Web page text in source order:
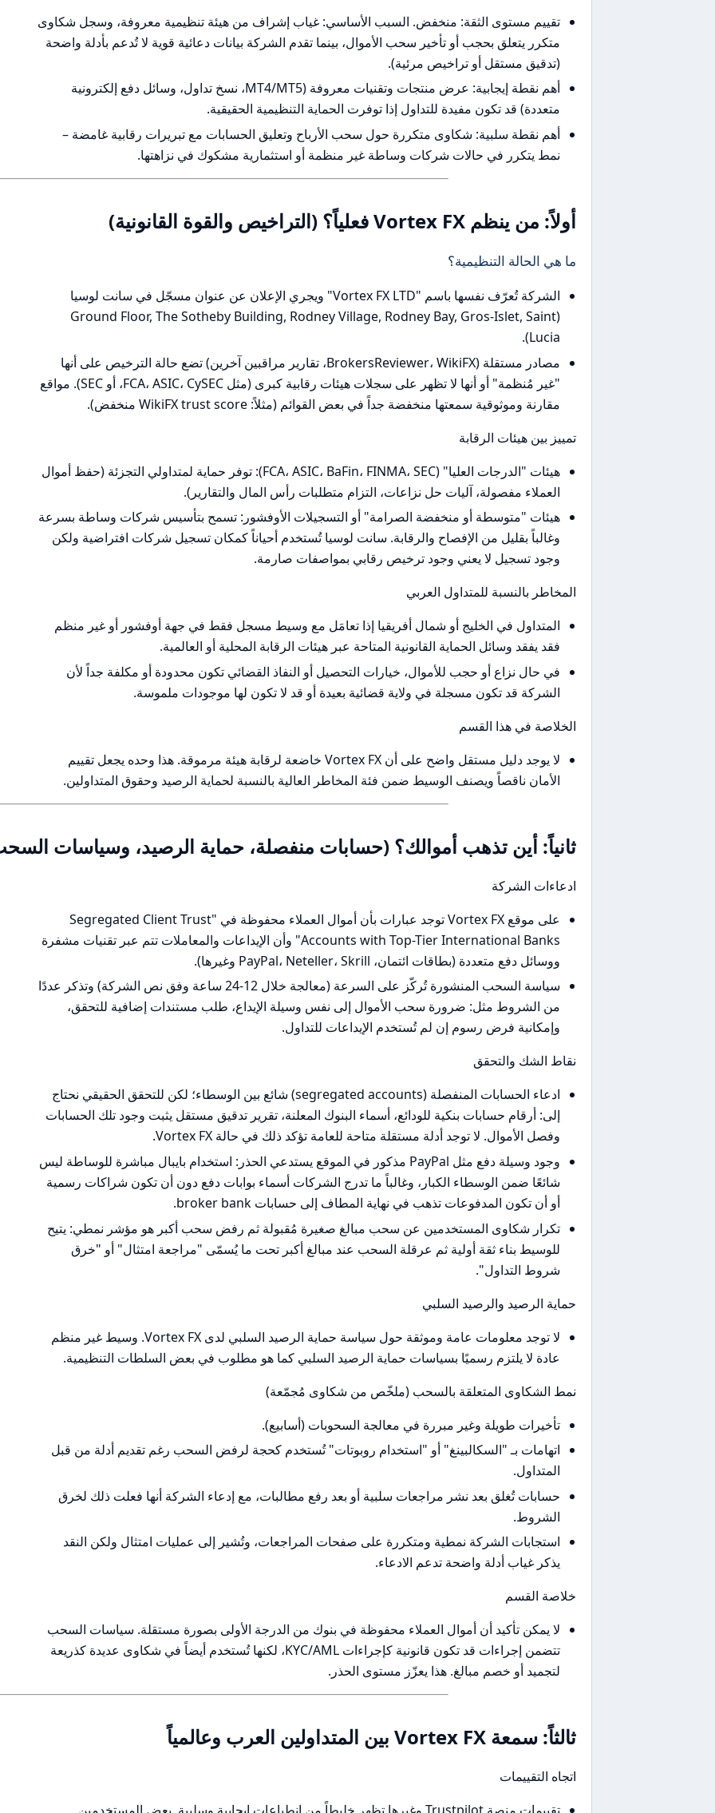
تقييم مستوى الثقة: منخفض. السبب الأساسي: غياب إشراف من هيئة تنظيمية معروفة، وسجل شكاوى
متكرر يتعلق بحجب أو تأخير سحب الأموال، بينما تقدم الشركة بيانات دعائية قوية لا تُدعم بأدلة واضحة
(تدقيق مستقل أو تراخيص مرئية).
أهم نقطة إيجابية: عرض منتجات وتقنيات معروفة (MT4/MT5، نسخ تداول، وسائل دفع إلكترونية
متعددة) قد تكون مفيدة للتداول إذا توفرت الحماية التنظيمية الحقيقية.
أهم نقطة سلبية: شكاوى متكررة حول سحب الأرباح وتعليق الحسابات مع تبريرات رقابية غامضة –
نمط يتكرر في حالات شركات وساطة غير منظمة أو استثمارية مشكوك في نزاهتها.
أولاً: من ينظم Vortex FX فعلياً؟ (التراخيص والقوة القانونية)
ما هي الحالة التنظیمية؟
الشركة تُعرّف نفسها باسم "Vortex FX LTD" ويجري الإعلان عن عنوان مسجّل في سانت لوسيا
(Ground Floor, The Sotheby Building, Rodney Village, Rodney Bay, Gros-Islet, Saint
Lucia).
مصادر مستقلة (BrokersReviewer، WikiFX، تقارير مراقبين آخرين) تضع حالة الترخيص على أنها
"غير مُنظمة" أو أنها لا تظهر على سجلات هيئات رقابية كبرى (مثل FCA، ASIC، CySEC، أو SEC). مواقع
مقارنة وموثوقية سمعتها منخفضة جداً في بعض القوائم (مثلاً: WikiFX trust score منخفض).
تمييز بين هيئات الرقابة
هيئات "الدرجات العليا" (FCA، ASIC، BaFin، FINMA، SEC): توفر حماية لمتداولي التجزئة (حفظ أموال
العملاء مفصولة، آليات حل نزاعات، التزام متطلبات رأس المال والتقارير).
هيئات "متوسطة أو منخفضة الصرامة" أو التسجيلات الأوفشور: تسمح بتأسيس شركات وساطة بسرعة
وغالباً بقليل من الإفصاح والرقابة. سانت لوسيا تُستخدم أحياناً كمكان تسجيل شركات افتراضية ولكن
وجود تسجيل لا يعني وجود ترخيص رقابي بمواصفات صارمة.
المخاطر بالنسبة للمتداول العربي
المتداول في الخليج أو شمال أفريقيا إذا تعامَل مع وسيط مسجل فقط في جهة أوفشور أو غير منظم
فقد يفقد وسائل الحماية القانونية المتاحة عبر هيئات الرقابة المحلية أو العالمية.
في حال نزاع أو حجب للأموال، خيارات التحصيل أو النفاذ القضائي تكون محدودة أو مكلفة جداً لأن
الشركة قد تكون مسجلة في ولاية قضائية بعيدة أو قد لا تكون لها موجودات ملموسة.
الخلاصة في هذا القسم
لا يوجد دليل مستقل واضح على أن Vortex FX خاضعة لرقابة هيئة مرموقة. هذا وحده يجعل تقييم
الأمان ناقصاً ويصنف الوسيط ضمن فئة المخاطر العالية بالنسبة لحماية الرصيد وحقوق المتداولين.
ثانياً: أين تذهب أموالك؟ (حسابات منفصلة، حماية الرصيد، وسياسات
ادعاءات الشركة
على موقع Vortex FX توجد عبارات بأن أموال العملاء محفوظة في "Segregated Client Trust
Accounts with Top-Tier International Banks" وأن الإيداعات والمعاملات تتم عبر تقنيات مشفرة
ووسائل دفع متعددة (بطاقات ائتمان، PayPal، Neteller، Skrill وغيرها).
سياسة السحب المنشورة تُركّز على السرعة (معالجة خلال 12-24 ساعة وفق نص الشركة) وتذكر عددًا
من الشروط مثل: ضرورة سحب الأموال إلى نفس وسيلة الإيداع، طلب مستندات إضافية للتحقق،
وإمكانية فرض رسوم إن لم تُستخدم الإيداعات للتداول.
نقاط الشك والتحقق
ادعاء الحسابات المنفصلة (segregated accounts) شائع بين الوسطاء؛ لكن للتحقق الحقيقي نحتاج
إلى: أرقام حسابات بنكية للودائع، أسماء البنوك المعلنة، تقرير تدقيق مستقل يثبت وجود تلك الحسابات
وفصل الأموال. لا توجد أدلة مستقلة متاحة للعامة تؤكد ذلك في حالة Vortex FX.
وجود وسيلة دفع مثل PayPal مذكور في الموقع يستدعي الحذر: استخدام بايبال مباشرة للوساطة ليس
شائعًا ضمن الوسطاء الكبار، وغالباً ما تدرج الشركات أسماء بوابات دفع دون أن تكون شراكات رسمية
أو أن تكون المدفوعات تذهب في نهاية المطاف إلى حسابات broker bank.
تكرار شكاوى المستخدمين عن سحب مبالغ صغيرة مُقبولة ثم رفض سحب أكبر هو مؤشر نمطي: يتيح
للوسيط بناء ثقة أولية ثم عرقلة السحب عند مبالغ أكبر تحت ما يُسمّى "مراجعة امتثال" أو "خرق
شروط التداول".
حماية الرصيد والرصيد السلبي
لا توجد معلومات عامة وموثقة حول سياسة حماية الرصيد السلبي لدى Vortex FX. وسيط غير منظم
عادة لا يلتزم رسميًا بسياسات حماية الرصيد السلبي كما هو مطلوب في بعض السلطات التنظيمية.
نمط الشكاوى المتعلقة بالسحب (ملخّص من شكاوى مُجمّعة)
تأخيرات طويلة وغير مبررة في معالجة السحوبات (أسابيع).
اتهامات بـ "السكالبينغ" أو "استخدام روبوتات" تُستخدم كحجة لرفض السحب رغم تقديم أدلة من قبل
المتداول.
حسابات تُغلق بعد نشر مراجعات سلبية أو بعد رفع مطالبات، مع إدعاء الشركة أنها فعلت ذلك لخرق
الشروط.
استجابات الشركة نمطية ومتكررة على صفحات المراجعات، وتُشير إلى عمليات امتثال ولكن النقد
يذكر غياب أدلة واضحة تدعم الادعاء.
خلاصة القسم
لا يمكن تأكيد أن أموال العملاء محفوظة في بنوك من الدرجة الأولى بصورة مستقلة. سياسات السحب
تتضمن إجراءات قد تكون قانونية كإجراءات KYC/AML، لكنها تُستخدم أيضاً في شكاوى عديدة كذريعة
لتجميد أو خصم مبالغ. هذا يعزّز مستوى الحذر.
ثالثاً: سمعة Vortex FX بين المتداولين العرب وعالمياً
اتجاه التقييمات